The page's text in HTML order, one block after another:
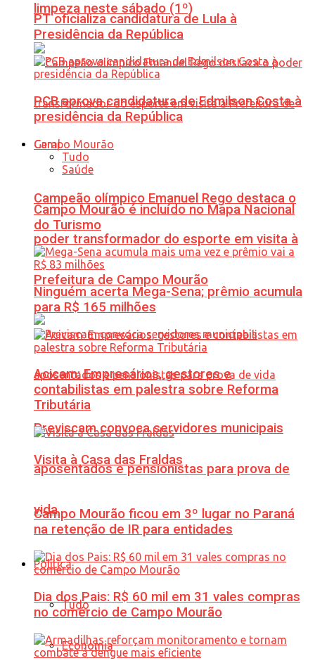
limpeza neste sábado (1º)
Campeão olímpico Emanuel Rego destaca o
poder transformador do esporte em visita à
Prefeitura de Campo Mourão
Previscam convoca servidores municipais
aposentados e pensionistas para prova de
vida
Política
Tudo
Economia
PT oficializa candidatura de Lula à
Presidência da República
PCB aprova candidatura de Edmilson Costa à
presidência da República
Geral
Tudo
Saúde
Campo Mourão é incluído no Mapa Nacional
do Turismo
Ninguém acerta Mega-Sena; prêmio acumula
para R$ 165 milhões
Acicam: Empresários, gestores e
contabilistas em palestra sobre Reforma
Tributária
Visita à Casa das Fraldas
Campo Mourão ficou em 3º lugar no Paraná
na retenção de IR para entidades
Dia dos Pais: R$ 60 mil em 31 vales compras
no comércio de Campo Mourão